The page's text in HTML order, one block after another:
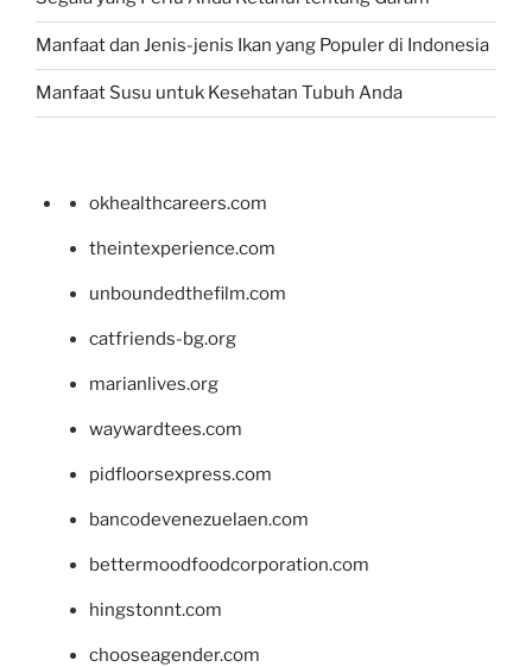
Manfaat dan Jenis-jenis Ikan yang Populer di Indonesia
Manfaat Susu untuk Kesehatan Tubuh Anda
okhealthcareers.com
theintexperience.com
unboundedthefilm.com
catfriends-bg.org
marianlives.org
waywardtees.com
pidfloorsexpress.com
bancodevenezuelaen.com
bettermoodfoodcorporation.com
hingstonnt.com
chooseagender.com